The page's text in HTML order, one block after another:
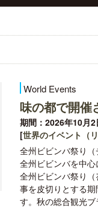
World Events
味の都で開催
期間：2026年10月
[世界のイベント（
全州ビビンバ祭り
全州ビビンバを中
全州ビビンバ祭り
事を皮切りとする
す。秋の総合観光